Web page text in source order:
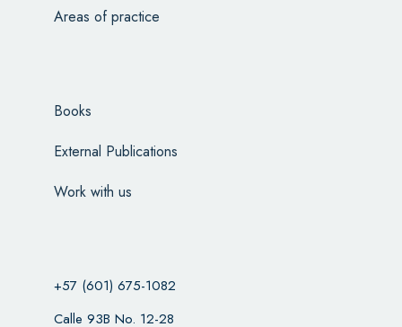
Areas of practice
Books
External Publications
Work with us
+57 (601) 675-1082
Calle 93B No. 12-28